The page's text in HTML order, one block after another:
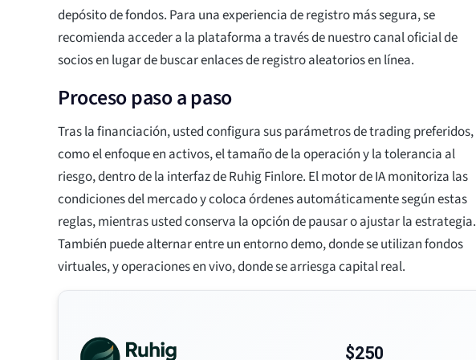
depósito de fondos. Para una experiencia de registro más segura, se
recomienda acceder a la plataforma a través de nuestro canal oficial de
socios en lugar de buscar enlaces de registro aleatorios en línea.
Proceso paso a paso
Tras la financiación, usted configura sus parámetros de trading preferidos,
como el enfoque en activos, el tamaño de la operación y la tolerancia al
riesgo, dentro de la interfaz de Ruhig Finlore. El motor de IA monitoriza las
condiciones del mercado y coloca órdenes automáticamente según estas
reglas, mientras usted conserva la opción de pausar o ajustar la estrategia.
También puede alternar entre un entorno demo, donde se utilizan fondos
virtuales, y operaciones en vivo, donde se arriesga capital real.
$250